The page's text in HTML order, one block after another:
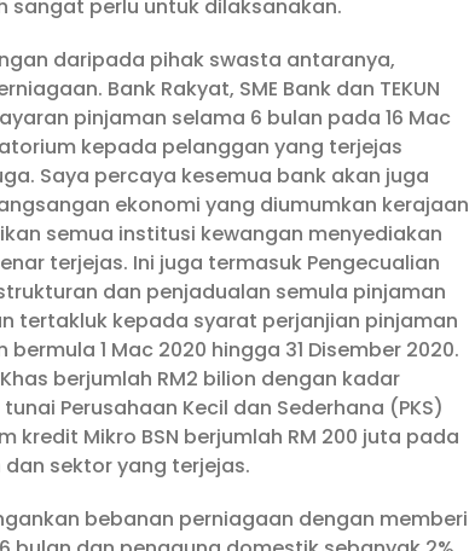
sangat perlu untuk dilaksanakan.
daripada pihak swasta antaranya,
Bank Rakyat, SME Bank dan TEKUN
pinjaman selama 6 bulan pada 16 Mac
kepada pelanggan yang terjejas
Saya percaya kesemua bank akan juga
ekonomi yang diumumkan kerajaan
semua institusi kewangan menyediakan
terjejas. Ini juga termasuk Pengecualian
dan penjadualan semula pinjaman
tertakluk kepada syarat perjanjian pinjaman
1 Mac 2020 hingga 31 Disember 2020.
berjumlah RM2 bilion dengan kadar
Perusahaan Kecil dan Sederhana (PKS)
Mikro BSN berjumlah RM 200 juta pada
sektor yang terjejas.
bebanan perniagaan dengan memberi